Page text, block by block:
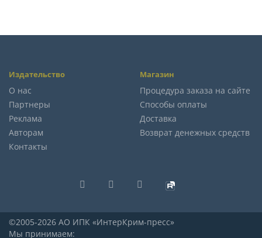
Издательство
О нас
Партнеры
Реклама
Авторам
Контакты
Магазин
Процедура заказа на сайте
Способы оплаты
Доставка
Возврат денежных средств
©2005-2026 АО ИПК «ИнтерКрим-пресс»
Мы принимаем: